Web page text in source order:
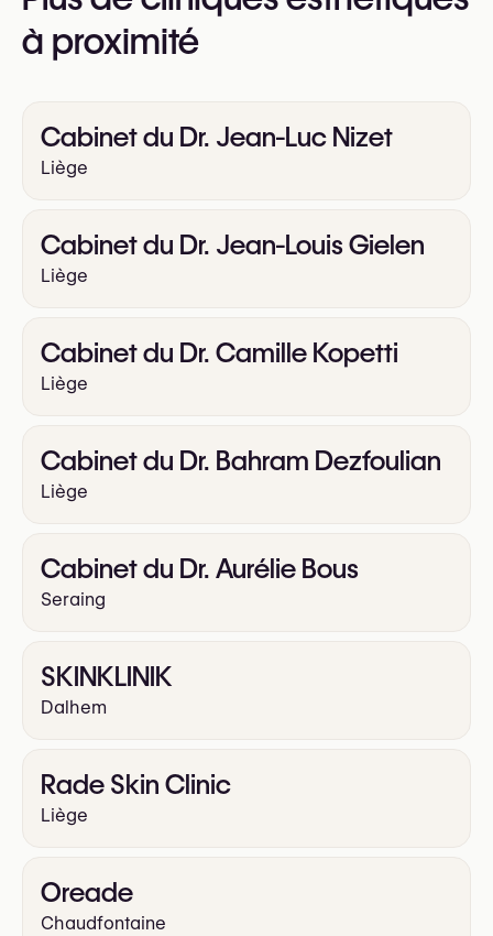
Laser vasculaire (ExcelV, Lumecca)
https://imago-esthetique.be/
à proximité
Cabinet du Dr. Jean-Luc Nizet
Liège
Cabinet du Dr. Jean-Louis Gielen
Liège
Cabinet du Dr. Camille Kopetti
Liège
Cabinet du Dr. Bahram Dezfoulian
Liège
Cabinet du Dr. Aurélie Bous
Seraing
SKINKLINIK
Dalhem
Rade Skin Clinic
Liège
Oreade
Chaudfontaine